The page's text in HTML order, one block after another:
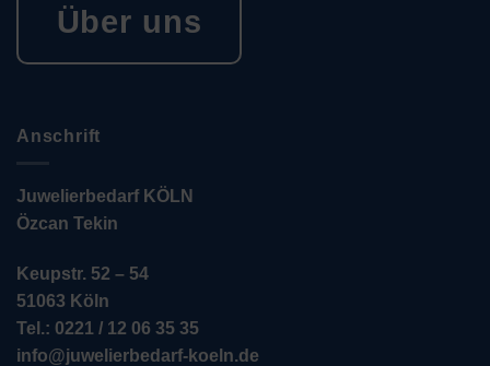
Über uns
Anschrift
Juwelierbedarf KÖLN
Özcan Tekin
Keupstr. 52 – 54
51063 Köln
Tel.: 0221 / 12 06 35 35
info@juwelierbedarf-koeln.de